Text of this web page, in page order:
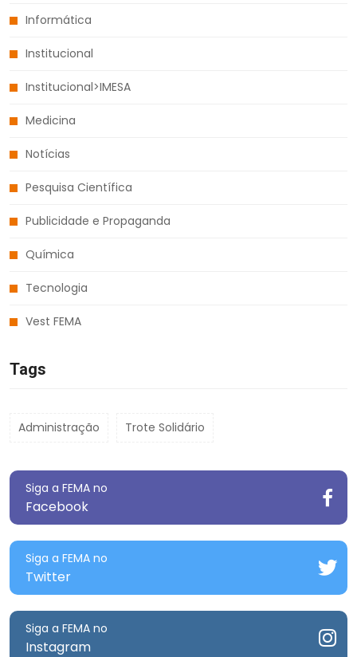
Informática
Institucional
Institucional>IMESA
Medicina
Notícias
Pesquisa Científica
Publicidade e Propaganda
Química
Tecnologia
Vest FEMA
Tags
Administração Trote Solidário
Siga a FEMA no
Facebook
Siga a FEMA no
Twitter
Siga a FEMA no
Instagram